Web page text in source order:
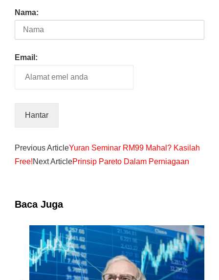
Nama:
Email:
Previous ArticleYuran Seminar RM99 Mahal? Kasilah
Free!Next ArticlePrinsip Pareto Dalam Perniagaan
Baca Juga